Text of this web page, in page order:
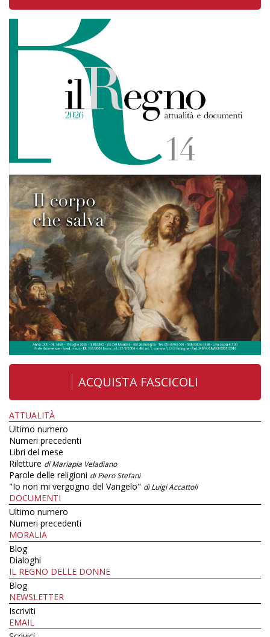
ACQUISTA FASCICOLI
ATTUALITÀ
Ultimo numero
Numeri precedenti
Libri del mese
Riletture di Mariapia Veladiano
Parole delle religioni di Piero Stefani
"Io non mi vergogno del Vangelo" di Luigi Accattoli
DOCUMENTI
Ultimo numero
Numeri precedenti
MORALIA
Blog
Dialoghi
IL REGNO DELLE DONNE
Blog
NEWSLETTER
Iscriviti
EMAIL